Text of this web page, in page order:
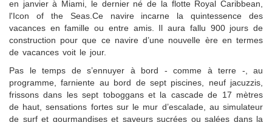
en janvier à Miami, le dernier né de la flotte Royal Caribbean,
l'Icon of the Seas.Ce navire incarne la quintessence des
vacances en famille ou entre amis. Il aura fallu 900 jours de
construction pour que ce navire d’une nouvelle ère en termes
de vacances voit le jour.
Pas le temps de s’ennuyer à bord - comme à terre -, au
programme, farniente au bord de sept piscines, neuf jacuzzis,
frissons dans les sept toboggans et la cascade de 17 mètres
de haut, sensations fortes sur le mur d’escalade, au simulateur
de surf et gourmandises et saveurs sucrées ou salées dans la